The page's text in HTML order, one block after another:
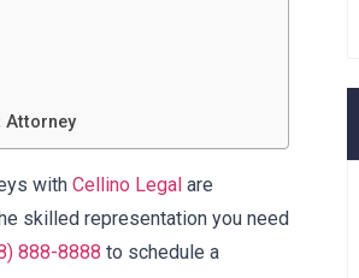
Attorney
with Cellino Legal are
skilled representation you need
888-8888 to schedule a